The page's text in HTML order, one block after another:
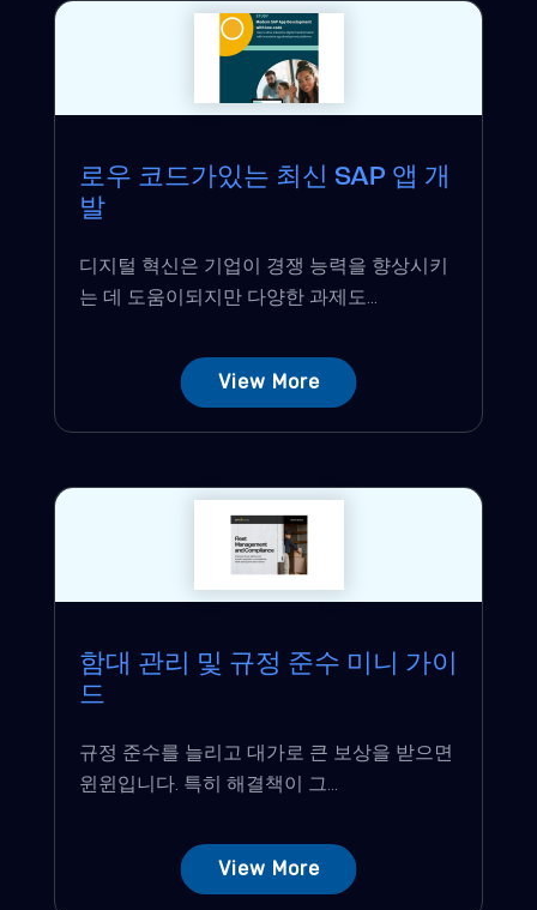
로우 코드가있는 최신 SAP 앱 개
발
디지털 혁신은 기업이 경쟁 능력을 향상시키
는 데 도움이되지만 다양한 과제도...
View More
함대 관리 및 규정 준수 미니 가이
드
규정 준수를 늘리고 대가로 큰 보상을 받으면
윈윈입니다. 특히 해결책이 그...
View More